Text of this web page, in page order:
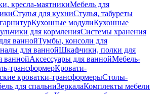
кресла-маятникиМебель для
Стулья для кухниСтулья, табуреты
Кухонные модулиКухонные
для кормленияСистемы хранения
ваннойТумбы, консоли для
для ваннойШкафчики, полки для
ваннойАксессуары для ваннойМебель-
трансформерКровати-
кроватки-трансформерыСтолы-
для спальниЗеркалаКомплекты мебели